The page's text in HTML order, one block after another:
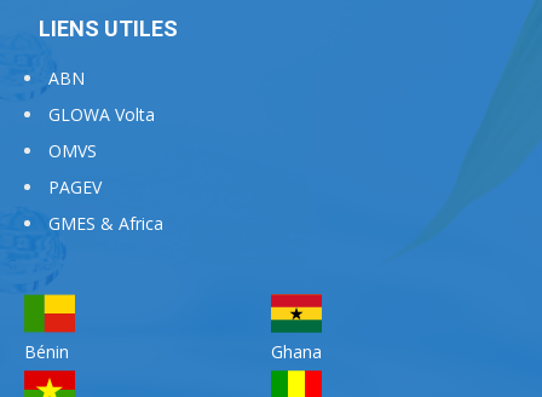
LIENS UTILES
ABN
GLOWA Volta
OMVS
PAGEV
GMES & Africa
Bénin Ghana